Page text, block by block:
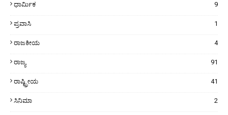
ಧಾರ್ಮಿಕ 9
ಪ್ರವಾಸಿ 1
ರಾಜಕೀಯ 4
ರಾಜ್ಯ 91
ರಾಷ್ಟ್ರೀಯ 41
ಸಿನಿಮಾ 2